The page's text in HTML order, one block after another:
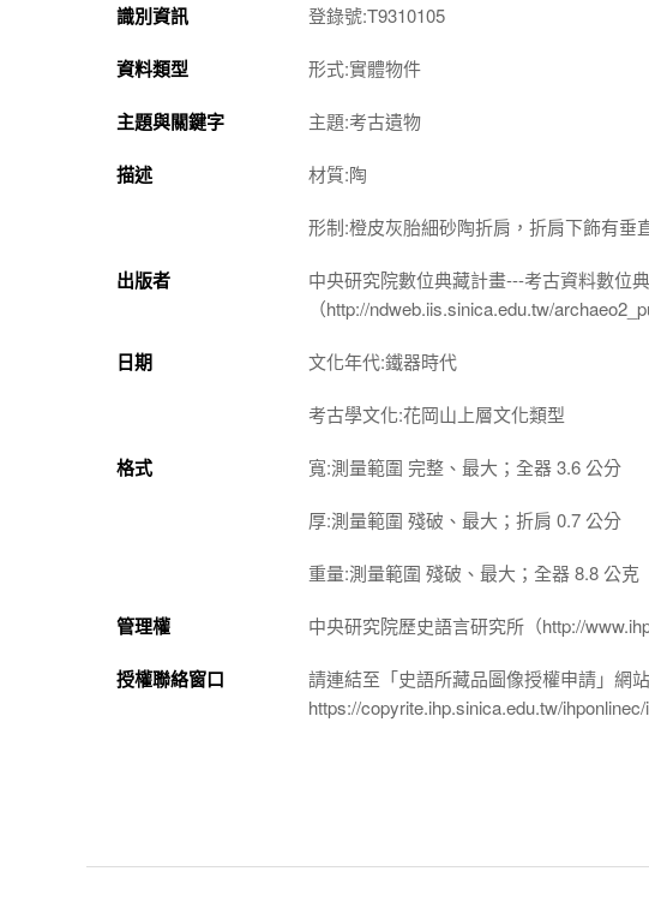
識別資訊 登錄號:T9310105
資料類型 形式:實體物件
主題與關鍵字 主題:考古遺物
描述 材質:陶
形制:橙皮灰胎細砂陶折肩，折肩下飾有垂
出版者
中央研究院數位典藏計畫---考古資料數位
（http://ndweb.iis.sinica.edu.tw/
日期 文化年代:鐵器時代
考古學文化:花岡山上層文化類型
格式 寬:測量範圍 完整、最大；全器 3.6 公分
厚:測量範圍 殘破、最大；折肩 0.7 公分
重量:測量範圍 殘破、最大；全器 8.8 公克
管理權 中央研究院歷史語言研究所（http://
授權聯絡窗口
請連結至「史語所藏品圖像授權申請」網
https://copyrite.ihp.sinica.edu.tw/